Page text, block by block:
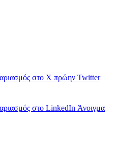
στο X πρώην Twitter
στο LinkedIn Άνοιγμα